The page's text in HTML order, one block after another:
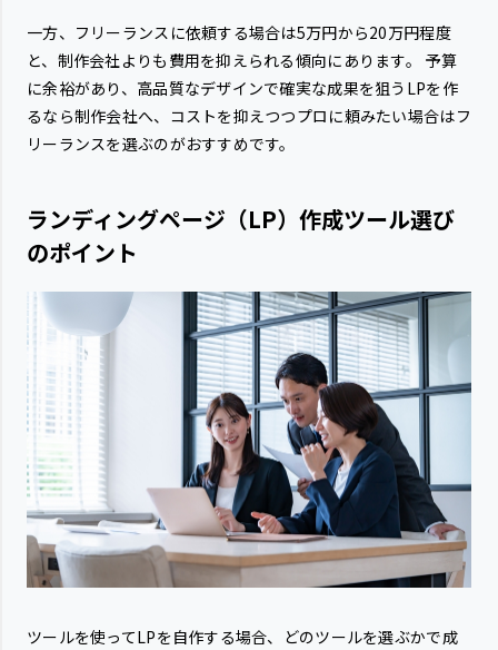
一方、フリーランスに依頼する場合は5万円から20万円程度
と、制作会社よりも費用を抑えられる傾向にあります。 予算
に余裕があり、高品質なデザインで確実な成果を狙うLPを作
るなら制作会社へ、コストを抑えつつプロに頼みたい場合はフ
リーランスを選ぶのがおすすめです。
ランディングページ（LP）作成ツール選び
のポイント
ツールを使ってLPを自作する場合、どのツールを選ぶかで成